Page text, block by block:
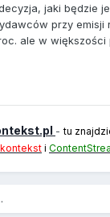
jaki będzie
przy emisji
ale w większości
-tu
i